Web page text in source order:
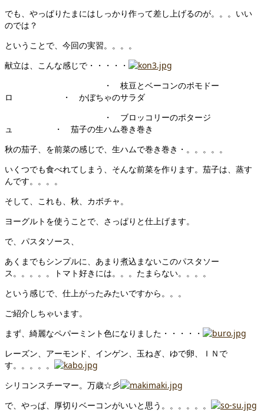
でも、やっぱりたまにはしっかり作って差し上げるのが。。。いい
のでは？
ということで、今回の実習。。。。
献立は、こんな感じで・・・・・
・ 枝豆とベーコンのポモドー
ロ ・ かぼちゃのサラダ
・ ブロッコリーのポタージ
ュ ・ 茄子の生ハム巻き巻き
秋の茄子、を前菜の感じで、生ハムで巻き巻き・。。。。。
いくつでも食べれてしまう、そんな前菜を作ります。茄子は、蒸す
んです。。。。
そして、これも、秋、カボチャ。
ヨーグルトを使うことで、さっぱりと仕上げます。
で、パスタソース、
あくまでもシンプルに、あまり煮込まないこのパスタソー
ス。。。。。トマト好きには。。。たまらない。。。。
という感じで、仕上がったみたいですから。。。
ご紹介しちゃいます。
まず、綺麗なペパーミント色になりました・・・・・
レーズン、アーモンド、インゲン、玉ねぎ、ゆで卵、ＩＮで
す。。。。。
シリコンスチーマー。万歳☆彡
で、やっぱ、厚切りベーコンがいいと思う。。。。。。